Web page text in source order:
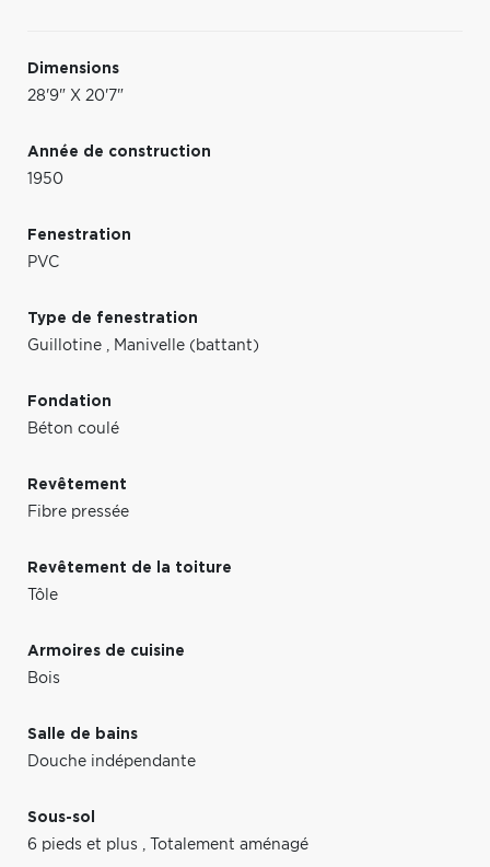
Dimensions
28'9" X 20'7"
Année de construction
1950
Fenestration
PVC
Type de fenestration
Guillotine , Manivelle (battant)
Fondation
Béton coulé
Revêtement
Fibre pressée
Revêtement de la toiture
Tôle
Armoires de cuisine
Bois
Salle de bains
Douche indépendante
Sous-sol
6 pieds et plus , Totalement aménagé